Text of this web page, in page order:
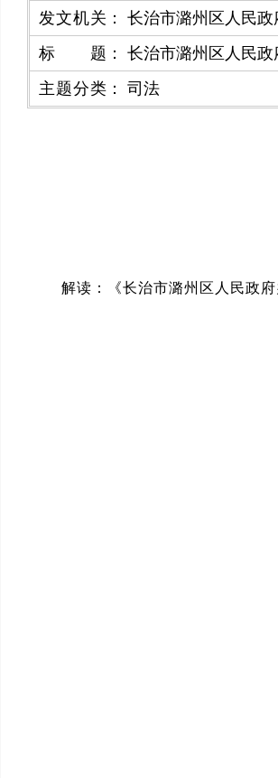
发文机关 ： 长治市潞州区人民政
标题 ：
长治市潞州区人民
主题分类 ： 司法
解读：《长治市潞州区人民政